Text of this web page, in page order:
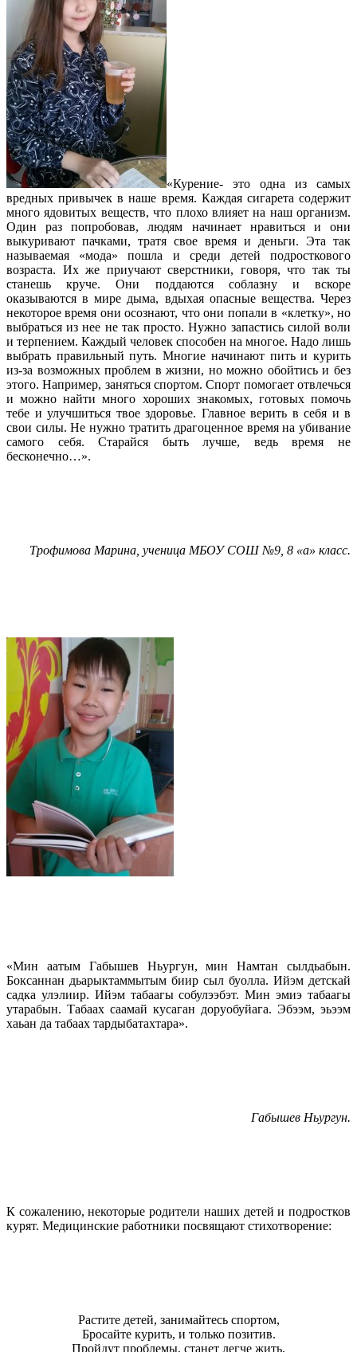
«Курение- это одна из самых
вредных привычек в наше время. Каждая сигарета содержит
много ядовитых веществ, что плохо влияет на наш организм.
Один раз попробовав, людям начинает нравиться и они
выкуривают пачками, тратя свое время и деньги. Эта так
называемая «мода» пошла и среди детей подросткового
возраста. Их же приучают сверстники, говоря, что так ты
станешь круче. Они поддаются соблазну и вскоре
оказываются в мире дыма, вдыхая опасные вещества. Через
некоторое время они осознают, что они попали в «клетку», но
выбраться из нее не так просто. Нужно запастись силой воли
и терпением. Каждый человек способен на многое. Надо лишь
выбрать правильный путь. Многие начинают пить и курить
из-за возможных проблем в жизни, но можно обойтись и без
этого. Например, заняться спортом. Спорт помогает отвлечься
и можно найти много хороших знакомых, готовых помочь
тебе и улучшиться твое здоровье. Главное верить в себя и в
свои силы. Не нужно тратить драгоценное время на убивание
самого себя. Старайся быть лучше, ведь время не
бесконечно…».
Трофимова Марина, ученица МБОУ СОШ №9, 8 «а» класс.
«Мин аатым Габышев Ньургун, мин Намтан сылдьабын.
Боксаннан дьарыктаммытым биир сыл буолла. Ийэм детскай
садка улэлиир. Ийэм табаагы собулээбэт. Мин эмиэ табаагы
утарабын. Табаах саамай кусаган доруобуйага. Эбээм, эьээм
хаьан да табаах тардыбатахтара».
Габышев Ньургун.
К сожалению, некоторые родители наших детей и подростков
курят. Медицинские работники посвящают стихотворение:
Растите детей, занимайтесь спортом,
Бросайте курить, и только позитив.
Пройдут проблемы, станет легче жить,